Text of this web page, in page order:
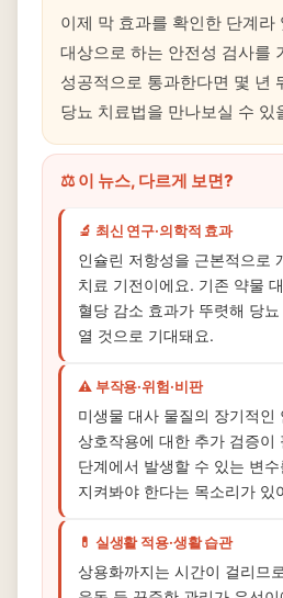
이제 막 효과를 확인한 단계라
대상으로 하는 안전성 검사를
성공적으로 통과한다면 몇 년
당뇨 치료법을 만나보실 수 있
⚖️ 이 뉴스, 다르게 보면?
🔬 최신 연구·의학적 효과
인슐린 저항성을 근본적으로
치료 기전이에요. 기존 약물
혈당 감소 효과가 뚜렷해 당
열 것으로 기대돼요.
⚠️ 부작용·위험·비판
미생물 대사 물질의 장기적인
상호작용에 대한 추가 검증이
단계에서 발생할 수 있는 변
지켜봐야 한다는 목소리가 있
💊 실생활 적용·생활 습관
상용화까지는 시간이 걸리므